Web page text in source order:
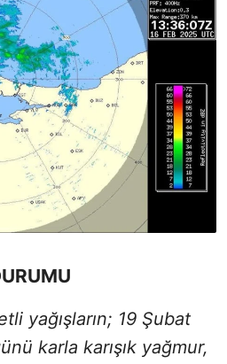
yağışların; 19 Şubat
karla karışık yağmur,